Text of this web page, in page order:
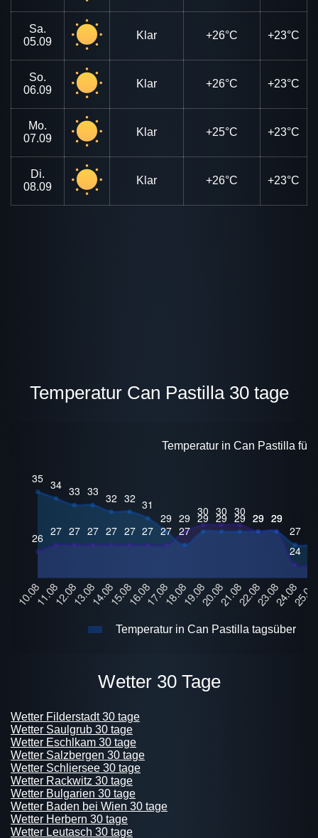
Sa.
05.09
Klar +26°C +23°C
So.
06.09
Klar +26°C +23°C
Mo.
07.09
Klar +25°C +23°C
Di.
08.09
Klar +26°C +23°C
Temperatur Can Pastilla 30 tage
Temperatur in Can Pastilla für
Temperatur in Can Pastilla tagsüber
Wetter 30 Tage
Wetter Filderstadt 30 tage
Wetter Saulgrub 30 tage
Wetter Eschlkam 30 tage
Wetter Salzbergen 30 tage
Wetter Schliersee 30 tage
Wetter Rackwitz 30 tage
Wetter Bulgarien 30 tage
Wetter Baden bei Wien 30 tage
Wetter Herbern 30 tage
Wetter Leutasch 30 tage